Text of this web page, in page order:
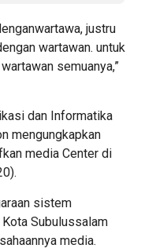
justru
wartawan. untuk
semuanya,”
dan Informatika
mengungkapkan
media Center di
sistem
Subulussalam
media.